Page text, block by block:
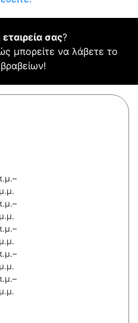
σας?
μπορείτε να λάβετε το